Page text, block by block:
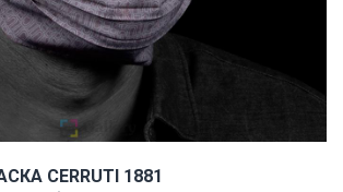
CERRUTI 1881